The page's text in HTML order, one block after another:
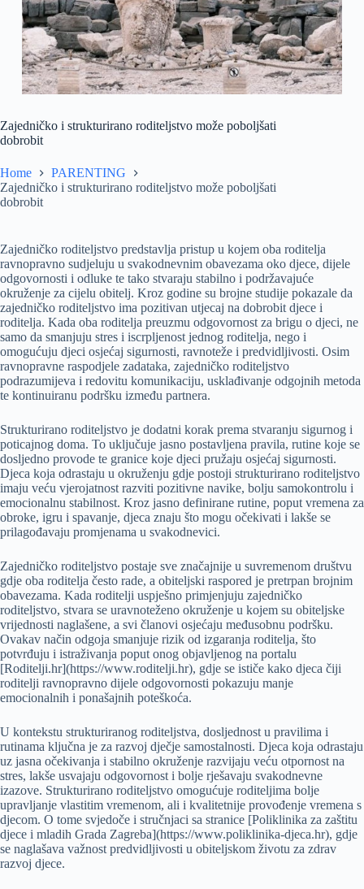
Zajedničko i strukturirano roditeljstvo može poboljšati
dobrobit
Home
PARENTING
Zajedničko i strukturirano roditeljstvo može poboljšati
dobrobit
Zajedničko roditeljstvo predstavlja pristup u kojem oba roditelja
ravnopravno sudjeluju u svakodnevnim obavezama oko djece, dijele
odgovornosti i odluke te tako stvaraju stabilno i podržavajuće
okruženje za cijelu obitelj. Kroz godine su brojne studije pokazale da
zajedničko roditeljstvo ima pozitivan utjecaj na dobrobit djece i
roditelja. Kada oba roditelja preuzmu odgovornost za brigu o djeci, ne
samo da smanjuju stres i iscrpljenost jednog roditelja, nego i
omogućuju djeci osjećaj sigurnosti, ravnoteže i predvidljivosti. Osim
ravnopravne raspodjele zadataka, zajedničko roditeljstvo
podrazumijeva i redovitu komunikaciju, usklađivanje odgojnih metoda
te kontinuiranu podršku između partnera.
Strukturirano roditeljstvo je dodatni korak prema stvaranju sigurnog i
poticajnog doma. To uključuje jasno postavljena pravila, rutine koje se
dosljedno provode te granice koje djeci pružaju osjećaj sigurnosti.
Djeca koja odrastaju u okruženju gdje postoji strukturirano roditeljstvo
imaju veću vjerojatnost razviti pozitivne navike, bolju samokontrolu i
emocionalnu stabilnost. Kroz jasno definirane rutine, poput vremena za
obroke, igru i spavanje, djeca znaju što mogu očekivati i lakše se
prilagođavaju promjenama u svakodnevici.
Zajedničko roditeljstvo postaje sve značajnije u suvremenom društvu
gdje oba roditelja često rade, a obiteljski raspored je pretrpan brojnim
obavezama. Kada roditelji uspješno primjenjuju zajedničko
roditeljstvo, stvara se uravnoteženo okruženje u kojem su obiteljske
vrijednosti naglašene, a svi članovi osjećaju međusobnu podršku.
Ovakav način odgoja smanjuje rizik od izgaranja roditelja, što
potvrđuju i istraživanja poput onog objavljenog na portalu
[Roditelji.hr](https://www.roditelji.hr), gdje se ističe kako djeca čiji
roditelji ravnopravno dijele odgovornosti pokazuju manje
emocionalnih i ponašajnih poteškoća.
U kontekstu strukturiranog roditeljstva, dosljednost u pravilima i
rutinama ključna je za razvoj dječje samostalnosti. Djeca koja odrastaju
uz jasna očekivanja i stabilno okruženje razvijaju veću otpornost na
stres, lakše usvajaju odgovornost i bolje rješavaju svakodnevne
izazove. Strukturirano roditeljstvo omogućuje roditeljima bolje
upravljanje vlastitim vremenom, ali i kvalitetnije provođenje vremena s
djecom. O tome svjedoče i stručnjaci sa stranice [Poliklinika za zaštitu
djece i mladih Grada Zagreba](https://www.poliklinika-djeca.hr), gdje
se naglašava važnost predvidljivosti u obiteljskom životu za zdrav
razvoj djece.